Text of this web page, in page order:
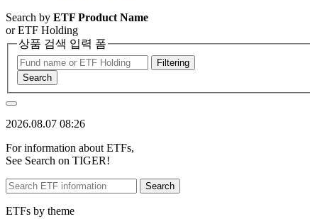
Search by ETF Product Name
or ETF Holding
상품 검색 입력 폼
Filtering
Search
2026.08.07 08:26
For information about ETFs,
See Search on TIGER!
Search
ETFs by theme